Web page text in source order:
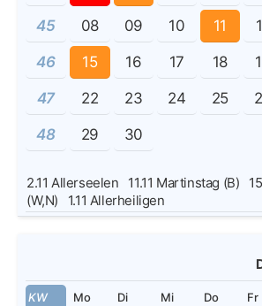
45 08 09 10 11
46 15 16 17 18
47 22 23 24 25
48 29 30
2.11 Allerseelen 11.11 Martinstag (B)
(W,N) 1.11 Allerheiligen
KW Mo Di Mi Do Fr